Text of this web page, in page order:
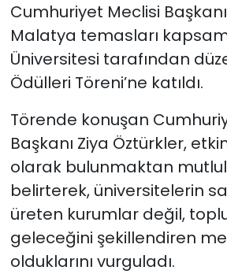
Cumhuriyet Meclisi
Malatya temasları
Üniversitesi tarafından
Ödülleri Töreni’ne katıldı.
Törende konuşan
Başkanı Ziya Öztürkler,
olarak bulunmaktan
belirterek, üniversitelerin
üreten kurumlar değil,
geleceğini şekillendiren
olduklarını vurguladı.
Politika
SAĞLIK
Teknoloji
TÜRKiYE
Video Galeri
YAŞAM